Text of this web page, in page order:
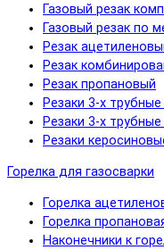
Газовый резак
Газовый резак по
Резак
Резак
Резак пропановый
Резаки 3-х
Резаки 3-х
Резаки
Горелка для газосварки
Горелка
Горелка
Наконечники к